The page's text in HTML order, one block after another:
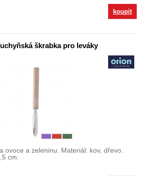
koupit
škrabka pro leváky
ovoce a zeleninu. Materiál: kov, dřevo.
cm.